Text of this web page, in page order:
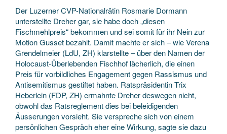
Der Luzerner CVP-Nationalrätin Rosmarie Dormann
unterstellte Dreher gar, sie habe doch „diesen
Fischmehlpreis“ bekommen und sei somit für ihr Nein zur
Motion Gusset bezahlt. Damit machte er sich – wie Verena
Grendelmeier (LdU, ZH) klarstellte – über den Namen der
Holocaust-Überlebenden Fischhof lächerlich, die einen
Preis für vorbildliches Engagement gegen Rassismus und
Antisemitismus gestiftet haben. Ratspräsidentin Trix
Heberlein (FDP, ZH) ermahnte Dreher deswegen nicht,
obwohl das Ratsreglement dies bei beleidigenden
Äusserungen vorsieht. Sie verspreche sich von einem
persönlichen Gespräch eher eine Wirkung, sagte sie dazu